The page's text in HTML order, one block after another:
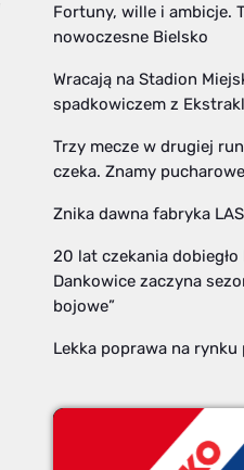
Fortuny, wille i ambicje.
nowoczesne Bielsko
Wracają na Stadion
spadkowiczem z
Trzy mecze w drugiej
czeka. Znamy
Znika dawna fabryka
20 lat czekania
Dankowice zaczyna
bojowe”
Lekka poprawa na rynku